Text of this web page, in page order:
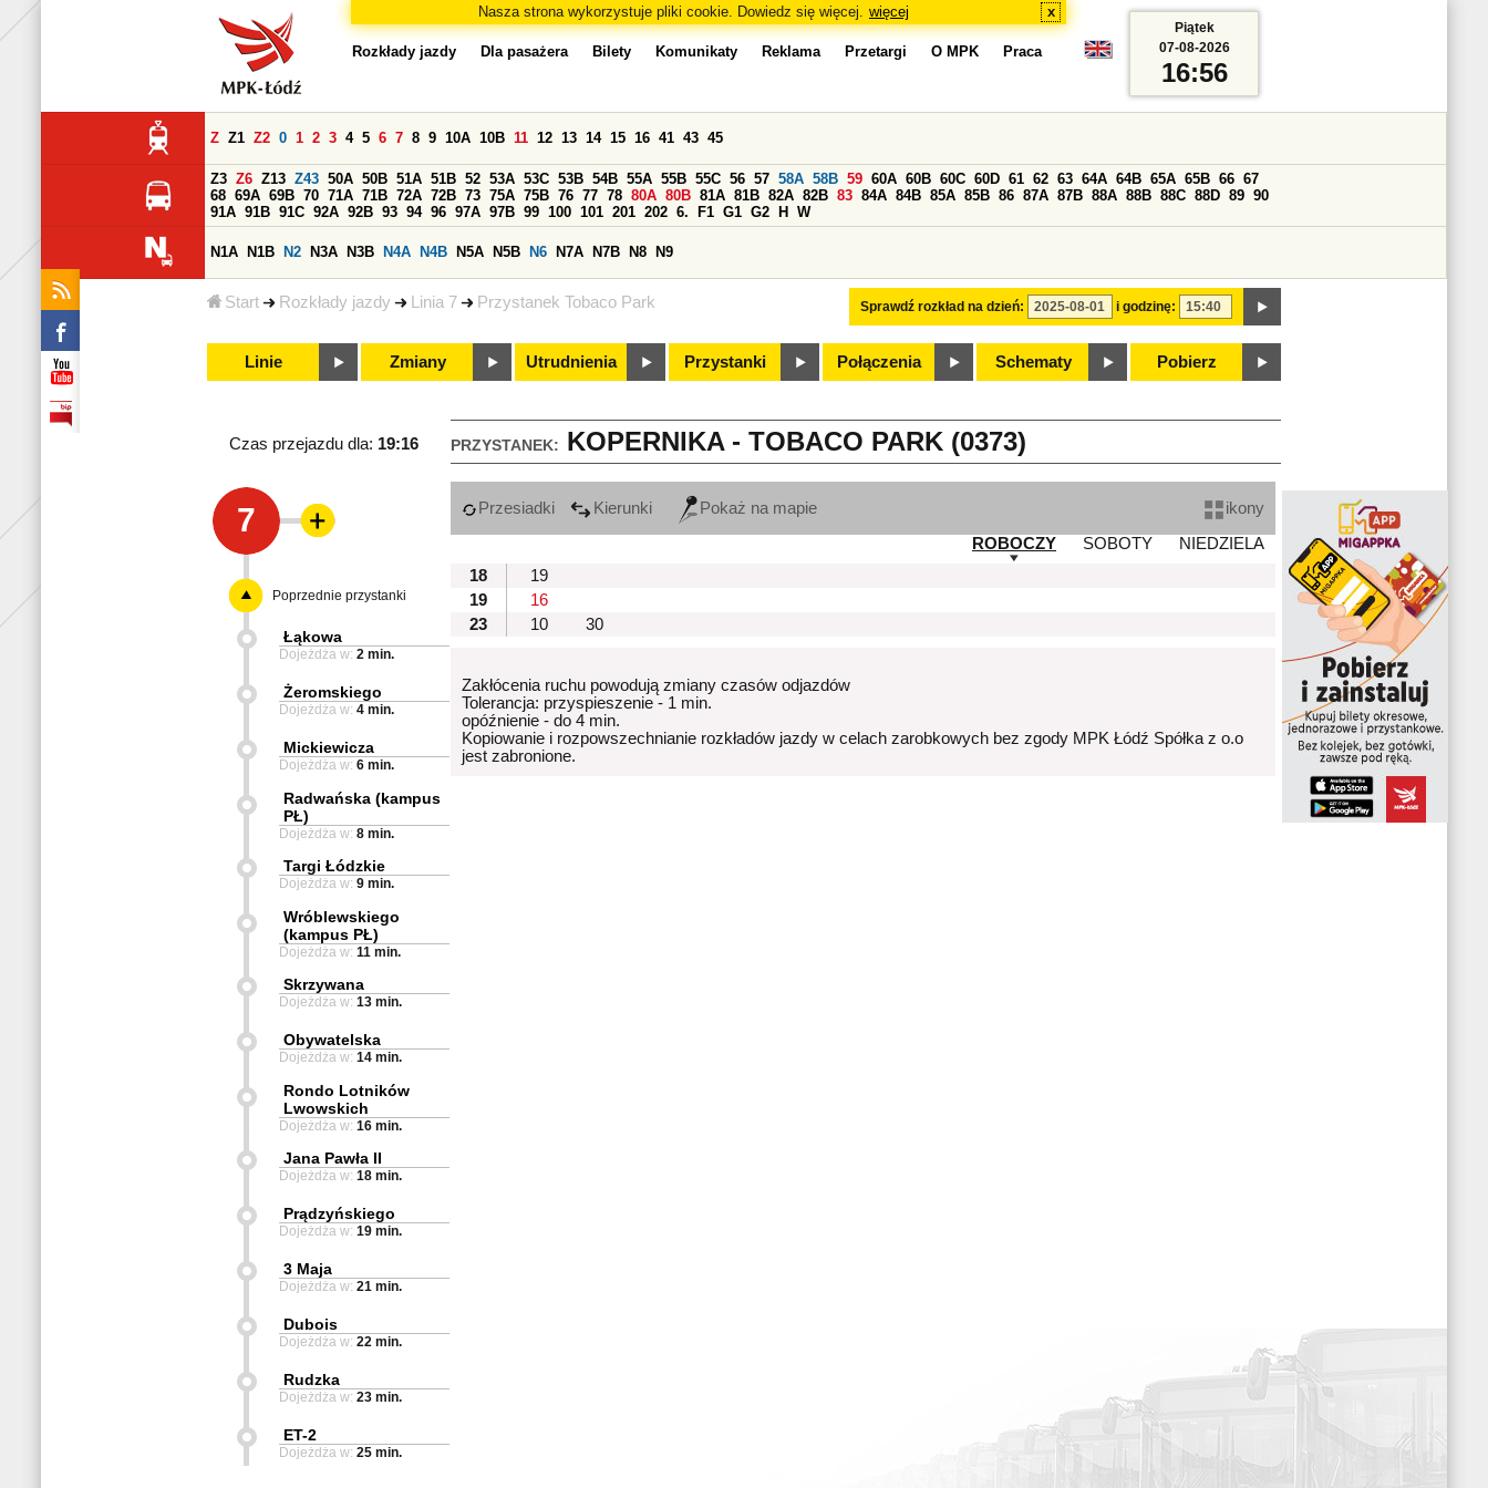
Nasza strona wykorzystuje pliki cookie. Dowiedz się więcej. więcej x
Start Rozkłady jazdy Linia 7 Przystanek Tobaco Park
Rozkłady jazdy Dla pasażera Bilety Komunikaty Reklama Przetargi O MPK Praca
Sprawdź rozkład na dzień: i godzinę:
Z Z1 Z2 0 1 2 3 4 5 6 7 8 9 10A 10B 11 12 13 14 15 16 41 43 45
Z3 Z6 Z13 Z43 50A 50B 51A 51B 52 53A 53C 53B 54B 55A 55B 55C 56 57 58A 58B 59 60A 60B 60C 60D 61 62 63 64A 64B 65A 65B 66 67
68 69A 69B 70 71A 71B 72A 72B 73 75A 75B 76 77 78 80A 80B 81A 81B 82A 82B 83 84A 84B 85A 85B 86 87A 87B 88A 88B 88C 88D 89 90
91A 91B 91C 92A 92B 93 94 96 97A 97B 99 100 101 201 202 6. F1 G1 G2 H W
N1A N1B N2 N3A N3B N4A N4B N5A N5B N6 N7A N7B N8 N9
Linie Zmiany Utrudnienia Przystanki Połączenia Schematy Pobierz
Piątek
07-08-2026
16:56
PRZYSTANEK: KOPERNIKA - TOBACO PARK (0373)
Czas przejazdu dla: 19:16
7 Przesiadki Kierunki Pokaż na mapie
ikony
ROBOCZY
SOBOTY
NIEDZIELA
18
19
19
16
23
10 30
Zakłócenia ruchu powodują zmiany czasów odjazdów
Tolerancja: przyspieszenie - 1 min.
opóźnienie - do 4 min.
Kopiowanie i rozpowszechnianie rozkładów jazdy w celach zarobkowych bez zgody MPK Łódź Spółka z o.o
jest zabronione.
Poprzednie przystanki
Łąkowa
Dojeżdża w: 2 min.
Żeromskiego
Dojeżdża w: 4 min.
Mickiewicza
Dojeżdża w: 6 min.
Radwańska (kampus
PŁ)
Dojeżdża w: 8 min.
Targi Łódzkie
Dojeżdża w: 9 min.
Wróblewskiego
(kampus PŁ)
Dojeżdża w: 11 min.
Skrzywana
Dojeżdża w: 13 min.
Obywatelska
Dojeżdża w: 14 min.
Rondo Lotników
Lwowskich
Dojeżdża w: 16 min.
Jana Pawła II
Dojeżdża w: 18 min.
Prądzyńskiego
Dojeżdża w: 19 min.
3 Maja
Dojeżdża w: 21 min.
Dubois
Dojeżdża w: 22 min.
Rudzka
Dojeżdża w: 23 min.
ET-2
Dojeżdża w: 25 min.